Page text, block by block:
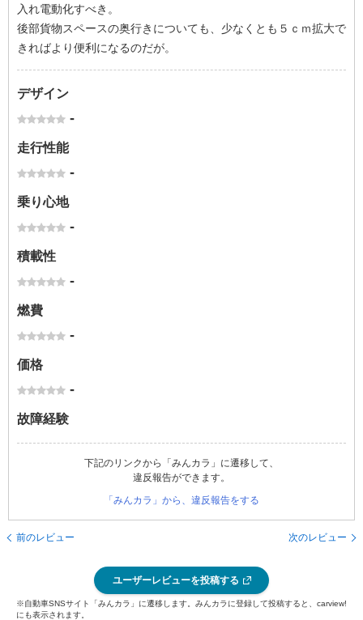
入れ電動化すべき。
後部貨物スペースの奥行きについても、少なくとも５ｃｍ拡大で
きればより便利になるのだが。
デザイン
-
走行性能
-
乗り心地
-
積載性
-
燃費
-
価格
-
故障経験
下記のリンクから「みんカラ」に遷移して、
違反報告ができます。
「みんカラ」から、違反報告をする
前のレビュー 次のレビュー
ユーザーレビューを投稿する
※自動車SNSサイト「みんカラ」に遷移します。みんカラに登録して投稿すると、carview!
にも表示されます。